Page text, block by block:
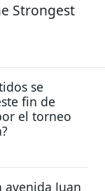
Strongest
se
fin de
el torneo
avenida Juan